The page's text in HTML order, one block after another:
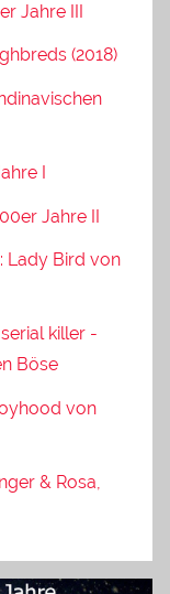
Jahre III
(2018)
I
Jahre II
Lady Bird von
killer -
Böse
von
& Rosa,